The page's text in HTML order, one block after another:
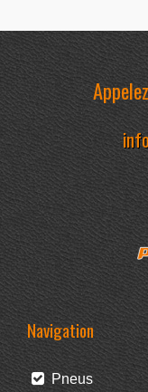
Navigation
Pneus